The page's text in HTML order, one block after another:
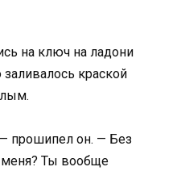
на ключ на ладони
краской
прошипел он. — Без
меня? Ты вообще